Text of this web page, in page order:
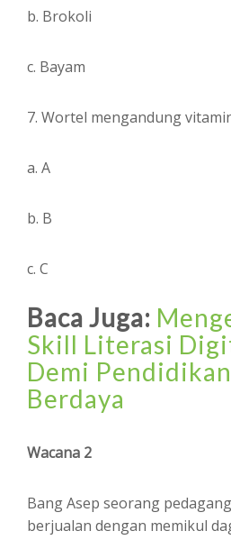
b. Brokoli
c. Bayam
7. Wortel mengandung
a. A
b. B
c. C
Baca Juga:
Skill Literasi
Demi
Berdaya
Wacana 2
Bang Asep seorang
berjualan dengan memikul